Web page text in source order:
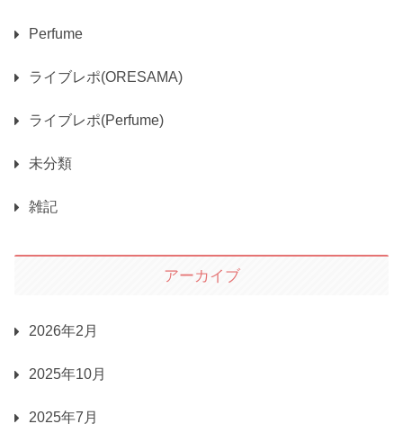
Perfume
ライブレポ(ORESAMA)
ライブレポ(Perfume)
未分類
雑記
アーカイブ
2026年2月
2025年10月
2025年7月